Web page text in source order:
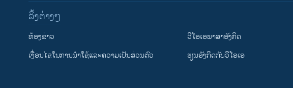
ຕິດຕາມພວກເຮົາ ທີ່
​ລິ້ງ​ຕ່າງໆ
​ຫ້ອງ​ຂ່າວ
​ເງື່ອນ​ໄຂ​ໃນ​ການ​ນຳ​ໃຊ້​ແລະຄວາມ​ເປັນ​ສ່​ວນ​ຕົວ
ວີ​ໂອ​ເອ​ພາ​ສາ​ອັງ​ກິດ
​ຮຽນ​ອັງ​ກິດ​ກັບ​ວີ​ໂອ​ເອ